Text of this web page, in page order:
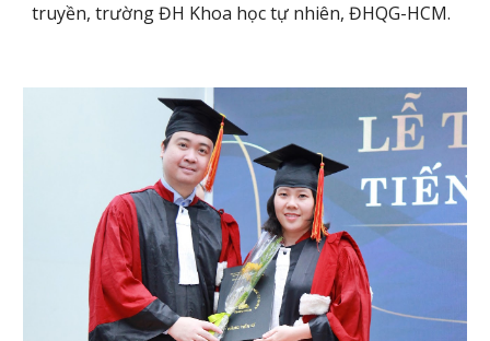
truyền, trường ĐH Khoa học tự nhiên, ĐHQG-HCM.